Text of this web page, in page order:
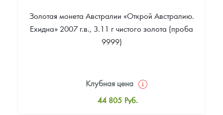
Золотая монета Австралии «Открой Австралию.
Ехидна» 2007 г.в., 3.11 г чистого золота (проба
9999)
Клубная цена
44 805 Руб.